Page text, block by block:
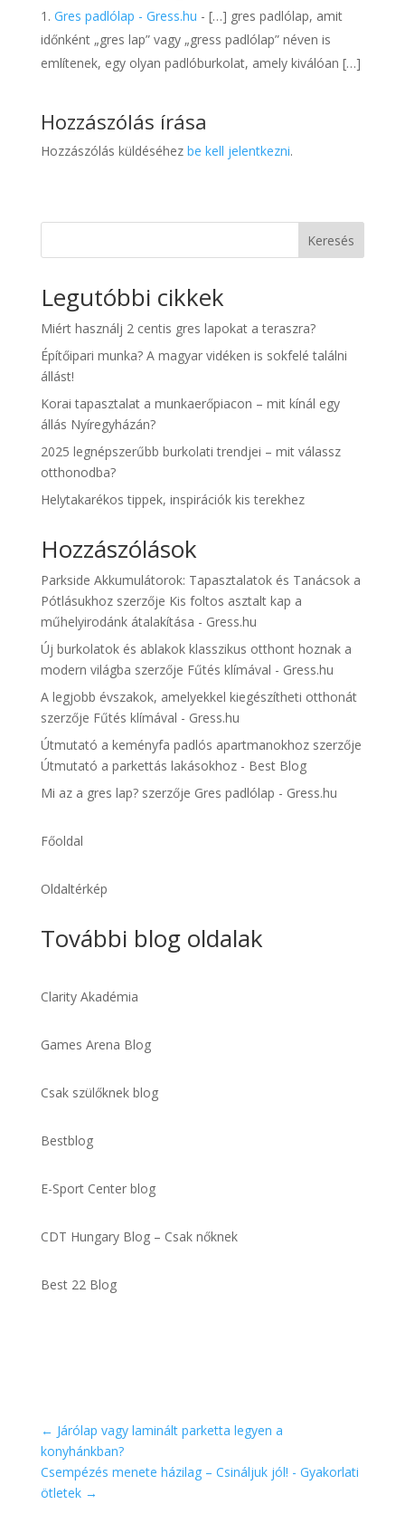
Gres padlólap - Gress.hu - […] gres padlólap, amit
időnként „gres lap” vagy „gress padlólap” néven is
említenek, egy olyan padlóburkolat, amely kiválóan […]
Hozzászólás írása
Hozzászólás küldéséhez be kell jelentkezni.
Keresés
Legutóbbi cikkek
Miért használj 2 centis gres lapokat a teraszra?
Építőipari munka? A magyar vidéken is sokfelé találni
állást!
Korai tapasztalat a munkaerőpiacon – mit kínál egy
állás Nyíregyházán?
2025 legnépszerűbb burkolati trendjei – mit válassz
otthonodba?
Helytakarékos tippek, inspirációk kis terekhez
Hozzászólások
Parkside Akkumulátorok: Tapasztalatok és Tanácsok a
Pótlásukhozszerzője Kis foltos asztalt kap a
műhelyirodánk átalakítása - Gress.hu
Új burkolatok és ablakok klasszikus otthont hoznak a
modern világba szerzője Fűtés klímával - Gress.hu
A legjobb évszakok, amelyekkel kiegészítheti otthonát
szerzője Fűtés klímával - Gress.hu
Útmutató a keményfa padlós apartmanokhozszerzője
Útmutató a parkettás lakásokhoz - Best Blog
Mi az a gres lap?szerzője Gres padlólap - Gress.hu
Főoldal
Oldaltérkép
További blog oldalak
Clarity Akadémia
Games Arena Blog
Csak szülőknek blog
Bestblog
E-Sport Center blog
CDT Hungary Blog – Csak nőknek
Best 22 Blog
← Járólap vagy laminált parketta legyen a
konyhánkban?
Csempézés menete házilag – Csináljuk jól! - Gyakorlati
ötletek→